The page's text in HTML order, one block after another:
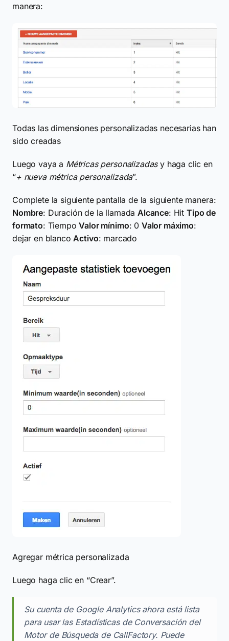
manera:
Todas las dimensiones personalizadas necesarias han
sido creadas
Luego vaya a Métricas personalizadasy haga clic en
“+ nueva métrica personalizada”.
Complete la siguiente pantalla de la siguiente manera:
Nombre: Duración de la llamadaAlcance: Hit Tipo de
formato: TiempoValor mínimo: 0 Valor máximo:
dejar en blancoActivo: marcado
Agregar métrica personalizada
Luego haga clic en “Crear”.
Su cuenta de Google Analytics ahora está lista
para usar las Estadísticas de Conversación del
Motor de Búsqueda de CallFactory. Puede